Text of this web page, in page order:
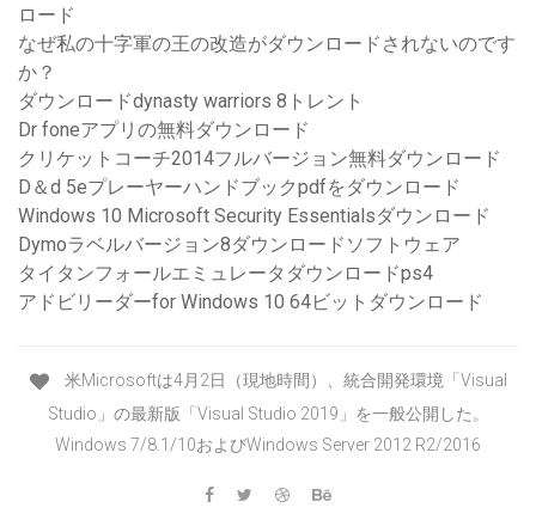
ロード
なぜ私の十字軍の王の改造がダウンロードされないのです
か？
ダウンロードdynasty warriors 8トレント
Dr foneアプリの無料ダウンロード
クリケットコーチ2014フルバージョン無料ダウンロード
D＆d 5eプレーヤーハンドブックpdfをダウンロード
Windows 10 Microsoft Security Essentialsダウンロード
Dymoラベルバージョン8ダウンロードソフトウェア
タイタンフォールエミュレータダウンロードps4
アドビリーダーfor Windows 10 64ビットダウンロード
米Microsoftは4月2日（現地時間）、統合開発環境「Visual
Studio」の最新版「Visual Studio 2019」を一般公開した。
Windows 7/8.1/10およびWindows Server 2012 R2/2016